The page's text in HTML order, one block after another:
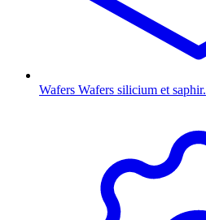
Wafers Wafers silicium et saphir.